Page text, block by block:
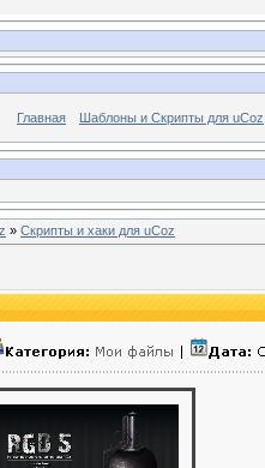
Главная Шаблоны и Скрипты для uCoz
» Скрипты и хаки для uCoz